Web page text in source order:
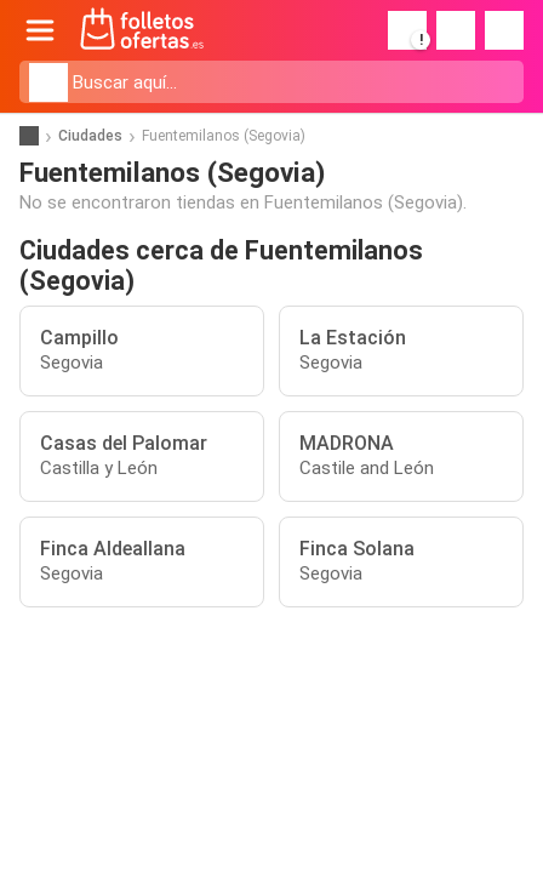
!
Ciudades Fuentemilanos (Segovia)
Fuentemilanos (Segovia)
No se encontraron tiendas en Fuentemilanos (Segovia).
Ciudades cerca de Fuentemilanos
(Segovia)
Campillo
Segovia
La Estación
Segovia
Casas del Palomar
Castilla y León
MADRONA
Castile and León
Finca Aldeallana
Segovia
Finca Solana
Segovia